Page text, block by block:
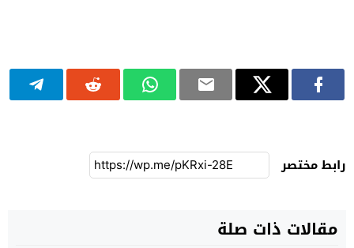
رابط مختصر
مقالات ذات صلة